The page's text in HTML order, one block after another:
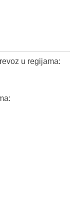
u regijama: